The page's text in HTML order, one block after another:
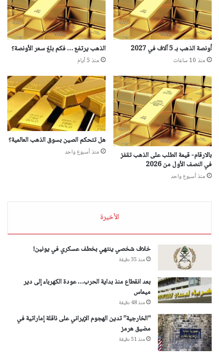
أونصة الذهب بـ 5 آلاف في 2027
منذ 10 ساعات
الذهب يرتفع … فكم بلغ سعر الأونصة؟
منذ 5 أيام
بالارقام- قيمة الطلب على الذهب تقفز
في النصف الأول من 2026
منذ أسبوع واحد
هل تتحكم الصين بسوق الذهب العالمية؟
منذ أسبوع واحد
الأخيرة
خلاف شخصي ينتهي بخطف عسكري في يونين!
منذ 35 دقيقة
بعد انقطاع منذ بداية الحرب… عودة الكهرباء إلى دير
ميماس
منذ 48 دقيقة
“الخارجية” تدين الهجوم الإيراني على ناقلة إماراتية في
مضيق هرمز
منذ 51 دقيقة